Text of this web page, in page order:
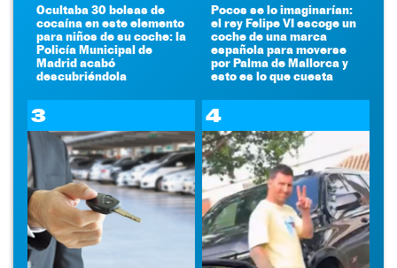
Ocultaba 30 bolsas de
cocaína en este elemento
para niños de su coche: la
Policía Municipal de
Madrid acabó
descubriéndola
Pocos se lo imaginarían:
el rey Felipe VI escoge un
coche de una marca
española para moverse
por Palma de Mallorca y
esto es lo que cuesta
3 4